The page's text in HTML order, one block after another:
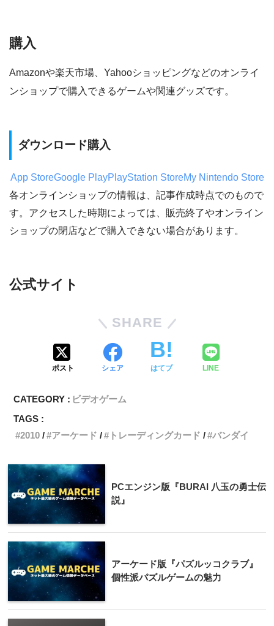
購入
Amazonや楽天市場、Yahooショッピングなどのオンライ
ンショップで購入できるゲームや関連グッズです。
ダウンロード購入
App StoreGoogle PlayPlayStation StoreMy Nintendo Store
各オンラインショップの情報は、記事作成時点でのもので
す。アクセスした時期によっては、販売終了やオンライン
ショップの閉店などで購入できない場合があります。
公式サイト
SHARE
ポスト シェア はてブ LINE
CATEGORY : ビデオゲーム
TAGS :
2010
アーケード トレーディングカード バンダイ
PCエンジン版『BURAI 八玉の勇士伝
説』
アーケード版『パズルッコクラブ』
個性派パズルゲームの魅力